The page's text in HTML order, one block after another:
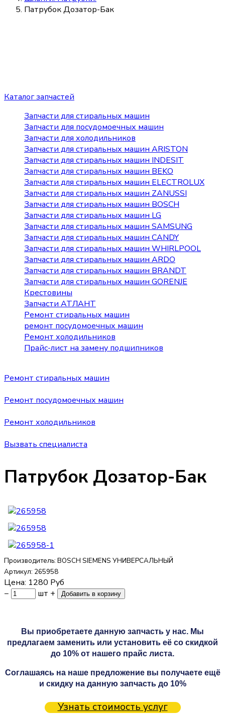
Патрубок Дозатор-Бак
Каталог запчастей
Запчасти для стиральных машин
Запчасти для посудомоечных машин
Запчасти для холодильников
Запчасти для стиральных машин ARISTON
Запчасти для стиральных машин INDESIT
Запчасти для стиральных машин BEKO
Запчасти для стиральных машин ELECTROLUX
Запчасти для стиральных машин ZANUSSI
Запчасти для стиральных машин BOSCH
Запчасти для стиральных машин LG
Запчасти для стиральных машин SAMSUNG
Запчасти для стиральных машин CANDY
Запчасти для стиральных машин WHIRLPOOL
Запчасти для стиральных машин ARDO
Запчасти для стиральных машин BRANDT
Запчасти для стиральных машин GORENJE
Крестовины
Запчасти АТЛАНТ
Ремонт стиральных машин
ремонт посудомоечных машин
Ремонт холодильников
Прайс-лист на замену подшипников
Ремонт стиральных машин
Ремонт посудомоечных машин
Ремонт холодильников
Вызвать специалиста
Патрубок Дозатор-Бак
Производитель: BOSCH SIEMENS УНИВЕРСАЛЬНЫЙ
Артикул: 265958
Цена: 1280 Руб
−
шт +
Вы приобретаете данную запчасть у нас. Мы
предлагаем заменить или установить её со скидкой
до 10% от нашего прайс листа.
Соглашаясь на наше предложение вы получаете ещё
и скидку на данную запчасть до 10%
Узнать стоимость услуг